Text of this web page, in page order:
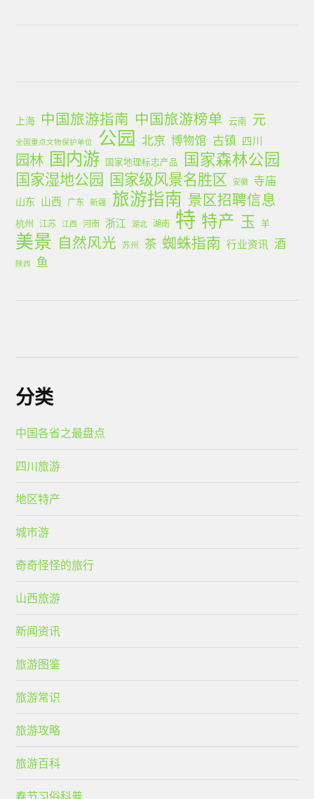
上海 中国旅游指南 中国旅游榜单 云南 元
全国重点文物保护单位 公园 北京 博物馆 古镇 四川
园林 国内游 国家地理标志产品 国家森林公园
国家湿地公园 国家级风景名胜区 安徽 寺庙
山东 山西 广东 新疆 旅游指南 景区招聘信息
杭州 江苏 江西 河南 浙江 湖北 湖南 特 特产 玉 羊
美景 自然风光 苏州 茶 蜘蛛指南 行业资讯 酒
陕西 鱼
分类
中国各省之最盘点
四川旅游
地区特产
城市游
奇奇怪怪的旅行
山西旅游
新闻资讯
旅游图鉴
旅游常识
旅游攻略
旅游百科
春节习俗科普